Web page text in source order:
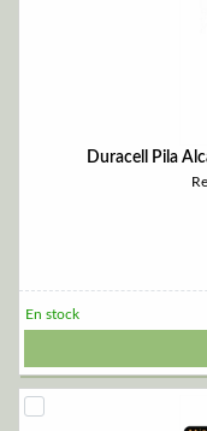
Duracell Pila
En stock